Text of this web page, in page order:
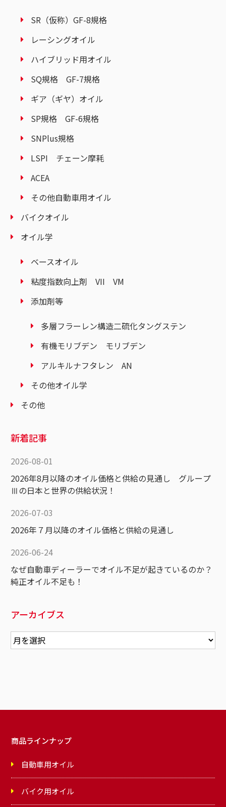
SR（仮称）GF-8規格
レーシングオイル
ハイブリッド用オイル
SQ規格 GF-7規格
ギア（ギヤ）オイル
SP規格 GF-6規格
SNPlus規格
LSPI チェーン摩耗
ACEA
その他自動車用オイル
バイクオイル
オイル学
ベースオイル
粘度指数向上剤 VII VM
添加剤等
多層フラーレン構造二硫化タングステン
有機モリブデン モリブデン
アルキルナフタレン AN
その他オイル学
その他
新着記事
2026-08-01
2026年8月以降のオイル価格と供給の見通し グループ
Ⅲの日本と世界の供給状況！
2026-07-03
2026年７月以降のオイル価格と供給の見通し
2026-06-24
なぜ自動車ディーラーでオイル不足が起きているのか？
純正オイル不足も！
アーカイブス
商品ラインナップ
自動車用オイル
バイク用オイル